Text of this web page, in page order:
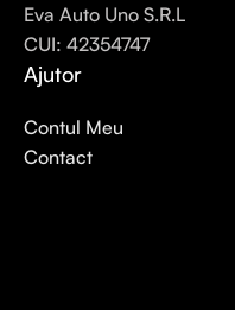
Eva Auto Uno S.R.L
CUI: 42354747
Ajutor
Contul Meu
Contact